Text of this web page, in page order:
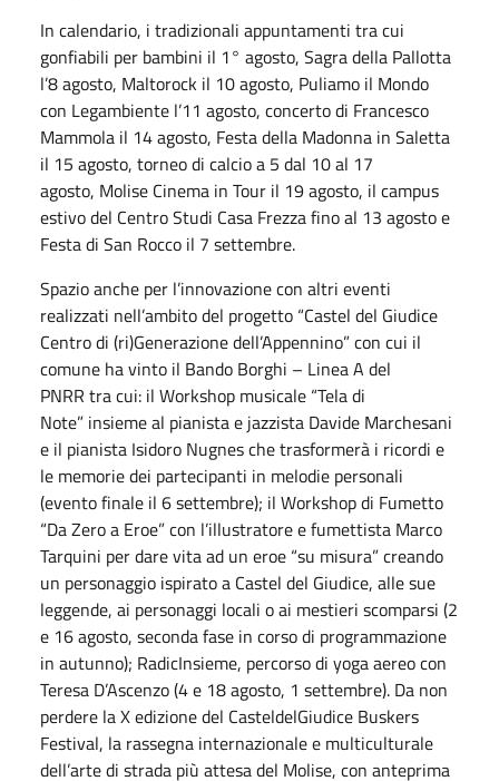
In calendario, i tradizionali appuntamenti tra cui
gonfiabili per bambini il 1° agosto, Sagra della Pallotta
l’8 agosto, Maltorock il 10 agosto, Puliamo il Mondo
con Legambiente l’11 agosto, concerto di Francesco
Mammola il 14 agosto, Festa della Madonna in Saletta
il 15 agosto, torneo di calcio a 5 dal 10 al 17
agosto, Molise Cinema in Tour il 19 agosto, il campus
estivo del Centro Studi Casa Frezza fino al 13 agosto e
Festa di San Rocco il 7 settembre.
Spazio anche per l’innovazione con altri eventi
realizzati nell’ambito del progetto “Castel del Giudice
Centro di (ri)Generazione dell’Appennino” con cui il
comune ha vinto il Bando Borghi – Linea A del
PNRR tra cui: il Workshop musicale “Tela di
Note” insieme al pianista e jazzista Davide Marchesani
e il pianista Isidoro Nugnes che trasformerà i ricordi e
le memorie dei partecipanti in melodie personali
(evento finale il 6 settembre); il Workshop di Fumetto
“Da Zero a Eroe” con l’illustratore e fumettista Marco
Tarquini per dare vita ad un eroe “su misura” creando
un personaggio ispirato a Castel del Giudice, alle sue
leggende, ai personaggi locali o ai mestieri scomparsi (2
e 16 agosto, seconda fase in corso di programmazione
in autunno); RadicInsieme, percorso di yoga aereo con
Teresa D’Ascenzo (4 e 18 agosto, 1 settembre). Da non
perdere la X edizione del CasteldelGiudice Buskers
Festival, la rassegna internazionale e multiculturale
dell’arte di strada più attesa del Molise, con anteprima